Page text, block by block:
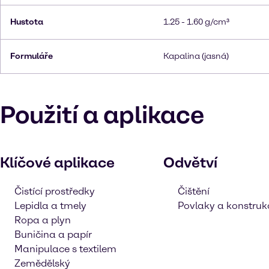
Hustota 1.25 - 1.60 g/cm³
Formuláře Kapalina (jasná)
Použití a aplikace
Klíčové aplikace
Čistící prostředky
Lepidla a tmely
Ropa a plyn
Buničina a papír
Manipulace s textilem
Zemědělský
Odvětví
Čištění
Povlaky a